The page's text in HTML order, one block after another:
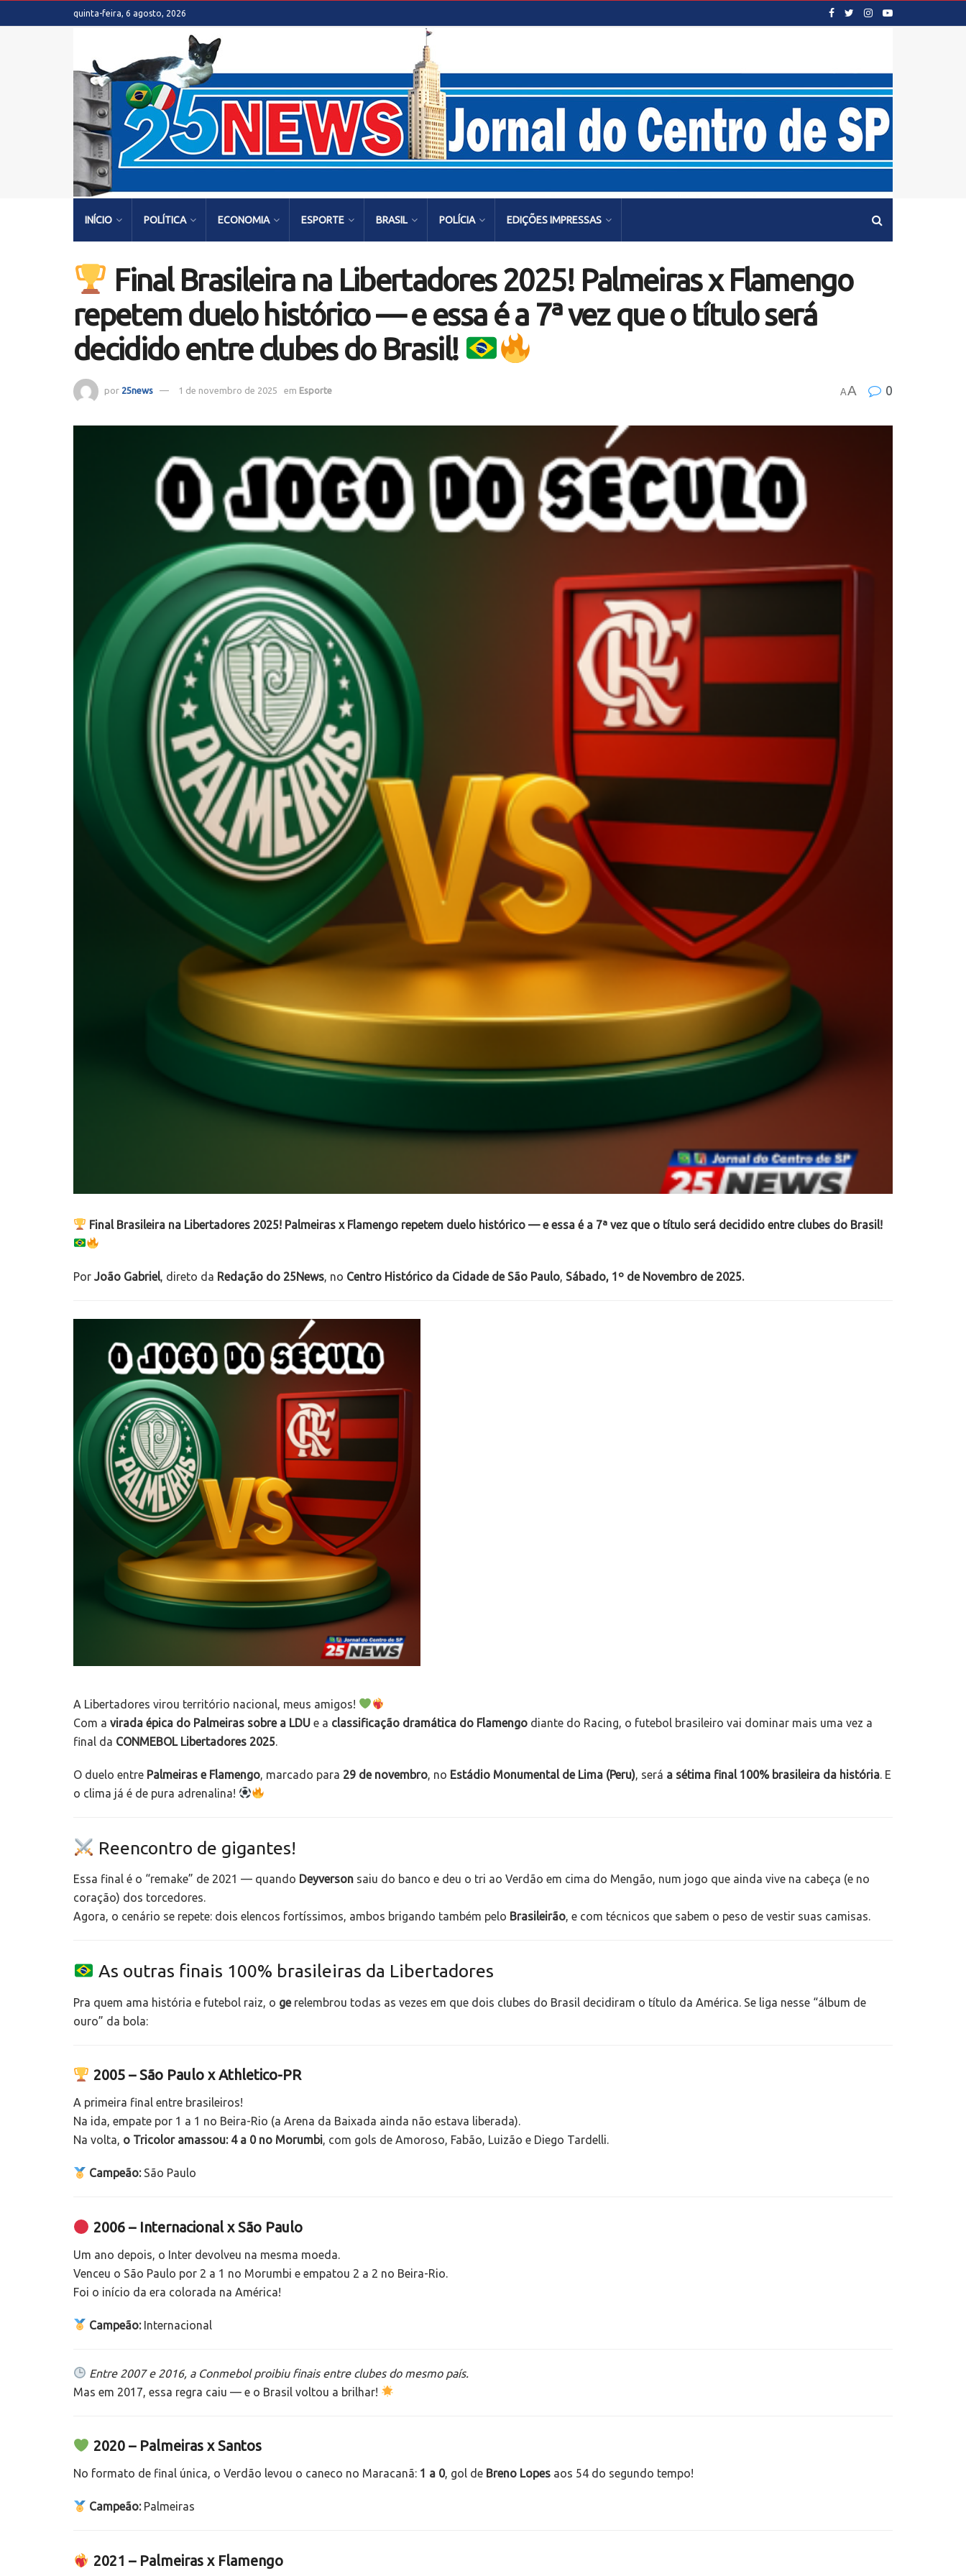
quinta-feira, 6 agosto, 2026
INÍCIO POLÍTICA ECONOMIA ESPORTE BRASIL POLÍCIA EDIÇÕES IMPRESSAS
Final Brasileira na Libertadores 2025! Palmeiras x Flamengo
repetem duelo histórico — e essa é a 7ª vez que o título será
decidido entre clubes do Brasil!
por 25news 1 de novembro de 2025 em Esporte AA 0
Final Brasileira na Libertadores 2025! Palmeiras x Flamengo repetem duelo histórico — e essa é a 7ª vez que o título será decidido entre clubes do Brasil!
Por João Gabriel , direto da Redação do 25News , no Centro Histórico da Cidade de São Paulo Sábado, 1º de Novembro de 2025.
A Libertadores virou território nacional, meus amigos!
Com a virada épica do Palmeiras sobre a LDU e a classificação dramática do Flamengo diante do Racing, o futebol brasileiro vai dominar mais uma vez a
final da CONMEBOL Libertadores 2025
O duelo entre Palmeiras e Flamengo , marcado para 29 de novembro , no Estádio Monumental de Lima (Peru) , será a sétima final 100% brasileira da história . E
o clima já é de pura adrenalina!
Reencontro de gigantes!
Essa final é o “remake” de 2021 — quando Deyverson saiu do banco e deu o tri ao Verdão em cima do Mengão, num jogo que ainda vive na cabeça (e no
coração) dos torcedores.
Agora, o cenário se repete: dois elencos fortíssimos, ambos brigando também pelo Brasileirão, e com técnicos que sabem o peso de vestir suas camisas.
As outras finais 100% brasileiras da Libertadores
Pra quem ama história e futebol raiz, o gerelembrou todas as vezes em que dois clubes do Brasil decidiram o título da América. Se liga nesse “álbum de
ouro” da bola:
2005 – São Paulo x Athletico-PR
A primeira final entre brasileiros!
Na ida, empate por 1 a 1 no Beira-Rio (a Arena da Baixada ainda não estava liberada).
Na volta, o Tricolor amassou: 4 a 0 no Morumbi, com gols de Amoroso, Fabão, Luizão e Diego Tardelli.
Campeão:São Paulo
2006 – Internacional x São Paulo
Um ano depois, o Inter devolveu na mesma moeda.
Venceu o São Paulo por 2 a 1 no Morumbi e empatou 2 a 2 no Beira-Rio.
Foi o início da era colorada na América!
Campeão:Internacional
Entre 2007 e 2016, a Conmebol proibiu finais entre clubes do mesmo país.
Mas em 2017, essa regra caiu — e o Brasil voltou a brilhar!
2020 – Palmeiras x Santos
No formato de final única, o Verdão levou o caneco no Maracanã: 1 a 0, gol de Breno Lopes aos 54 do segundo tempo!
Campeão:Palmeiras
2021 – Palmeiras x Flamengo